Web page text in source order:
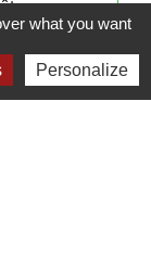
what you want
Personalize